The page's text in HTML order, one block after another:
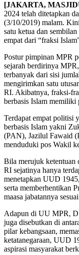
[JAKARTA,
2024 telah ditetapkan
(3/10/2019) malam.
satu ketua dan
empat dari “fraksi
Postur pimpinan MPR
sejarah berdirinya
terbanyak dari sisi
mengirimkan satu
RI. Akibatnya, fraksi-
berbasis Islam
Terdapat empat politisi
berbasis Islam yakni
(PAN), Jazilul Fawaid
menduduki pos Wakil
Bila merujuk ketentuan
RI sejatinya hanya
menetapkan UUD
serta memberhentikan
maasa jabatannya
Adapun di UU MPR,
juga disebutkan di
pilar kebangsaan,
ketatanegaraan, UUD
aspirasi masyarakat